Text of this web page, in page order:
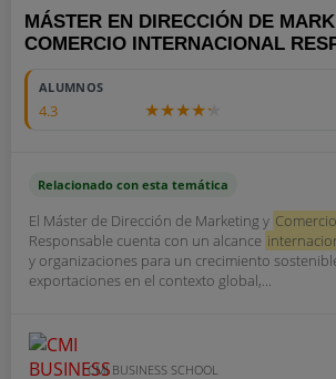
MÁSTER EN DIRECCIÓN DE
COMERCIO INTERNACIONAL
ALUMNOS
4.3
Relacionado con esta temática
El Máster de Dirección de Marketing y Comercio
Responsable cuenta con un alcance
y organizaciones para un crecimiento
exportaciones en el contexto global,...
CMI BUSINESS SCHOOL